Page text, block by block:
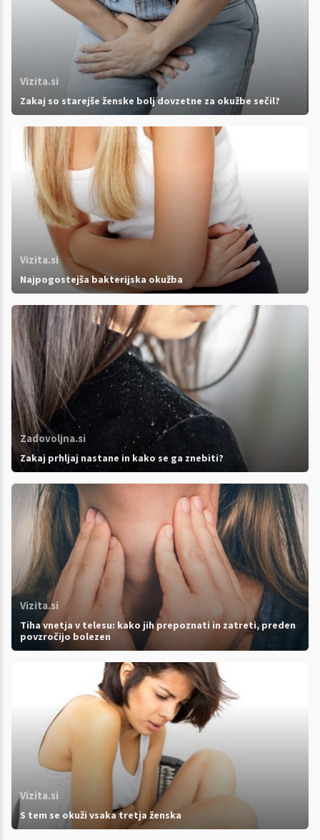
Vizita.si
Zakaj so starejše ženske bolj dovzetne za okužbe sečil?
Vizita.si
Najpogostejša bakterijska okužba
Zadovoljna.si
Zakaj prhljaj nastane in kako se ga znebiti?
Vizita.si
Tiha vnetja v telesu: kako jih prepoznati in zatreti, preden
povzročijo bolezen
Vizita.si
S tem se okuži vsaka tretja ženska